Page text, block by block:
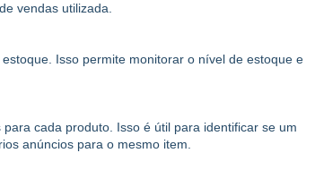
vendas utilizada.
Isso permite monitorar o nível de estoque e
cada produto. Isso é útil para identificar se um
anúncios para o mesmo item.